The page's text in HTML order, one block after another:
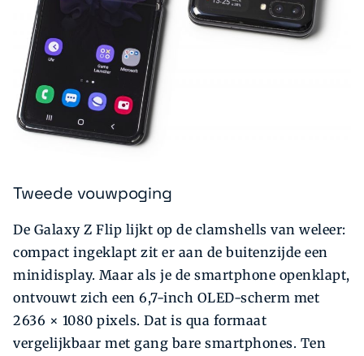
Tweede vouwpoging
De Galaxy Z Flip lijkt op de clamshells van weleer:
compact ingeklapt zit er aan de buitenzijde een
minidisplay. Maar als je de smartphone openklapt,
ontvouwt zich een 6,7-inch OLED-scherm met
2636 × 1080 pixels. Dat is qua formaat
vergelijkbaar met gang bare smartphones. Ten